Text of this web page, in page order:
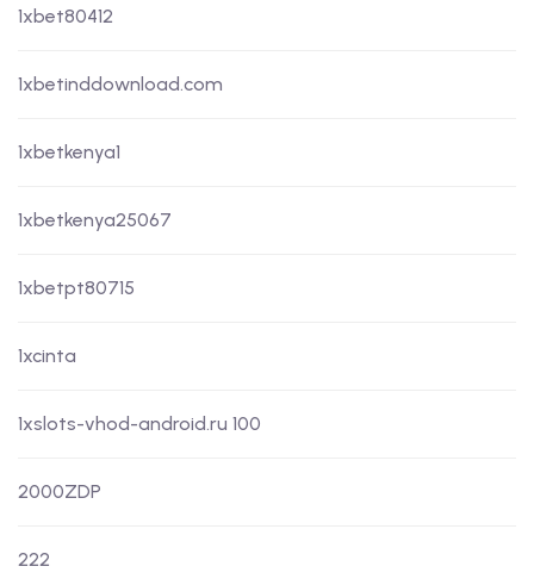
1xbet80412
1xbetinddownload.com
1xbetkenya1
1xbetkenya25067
1xbetpt80715
1xcinta
1xslots-vhod-android.ru 100
2000ZDP
222